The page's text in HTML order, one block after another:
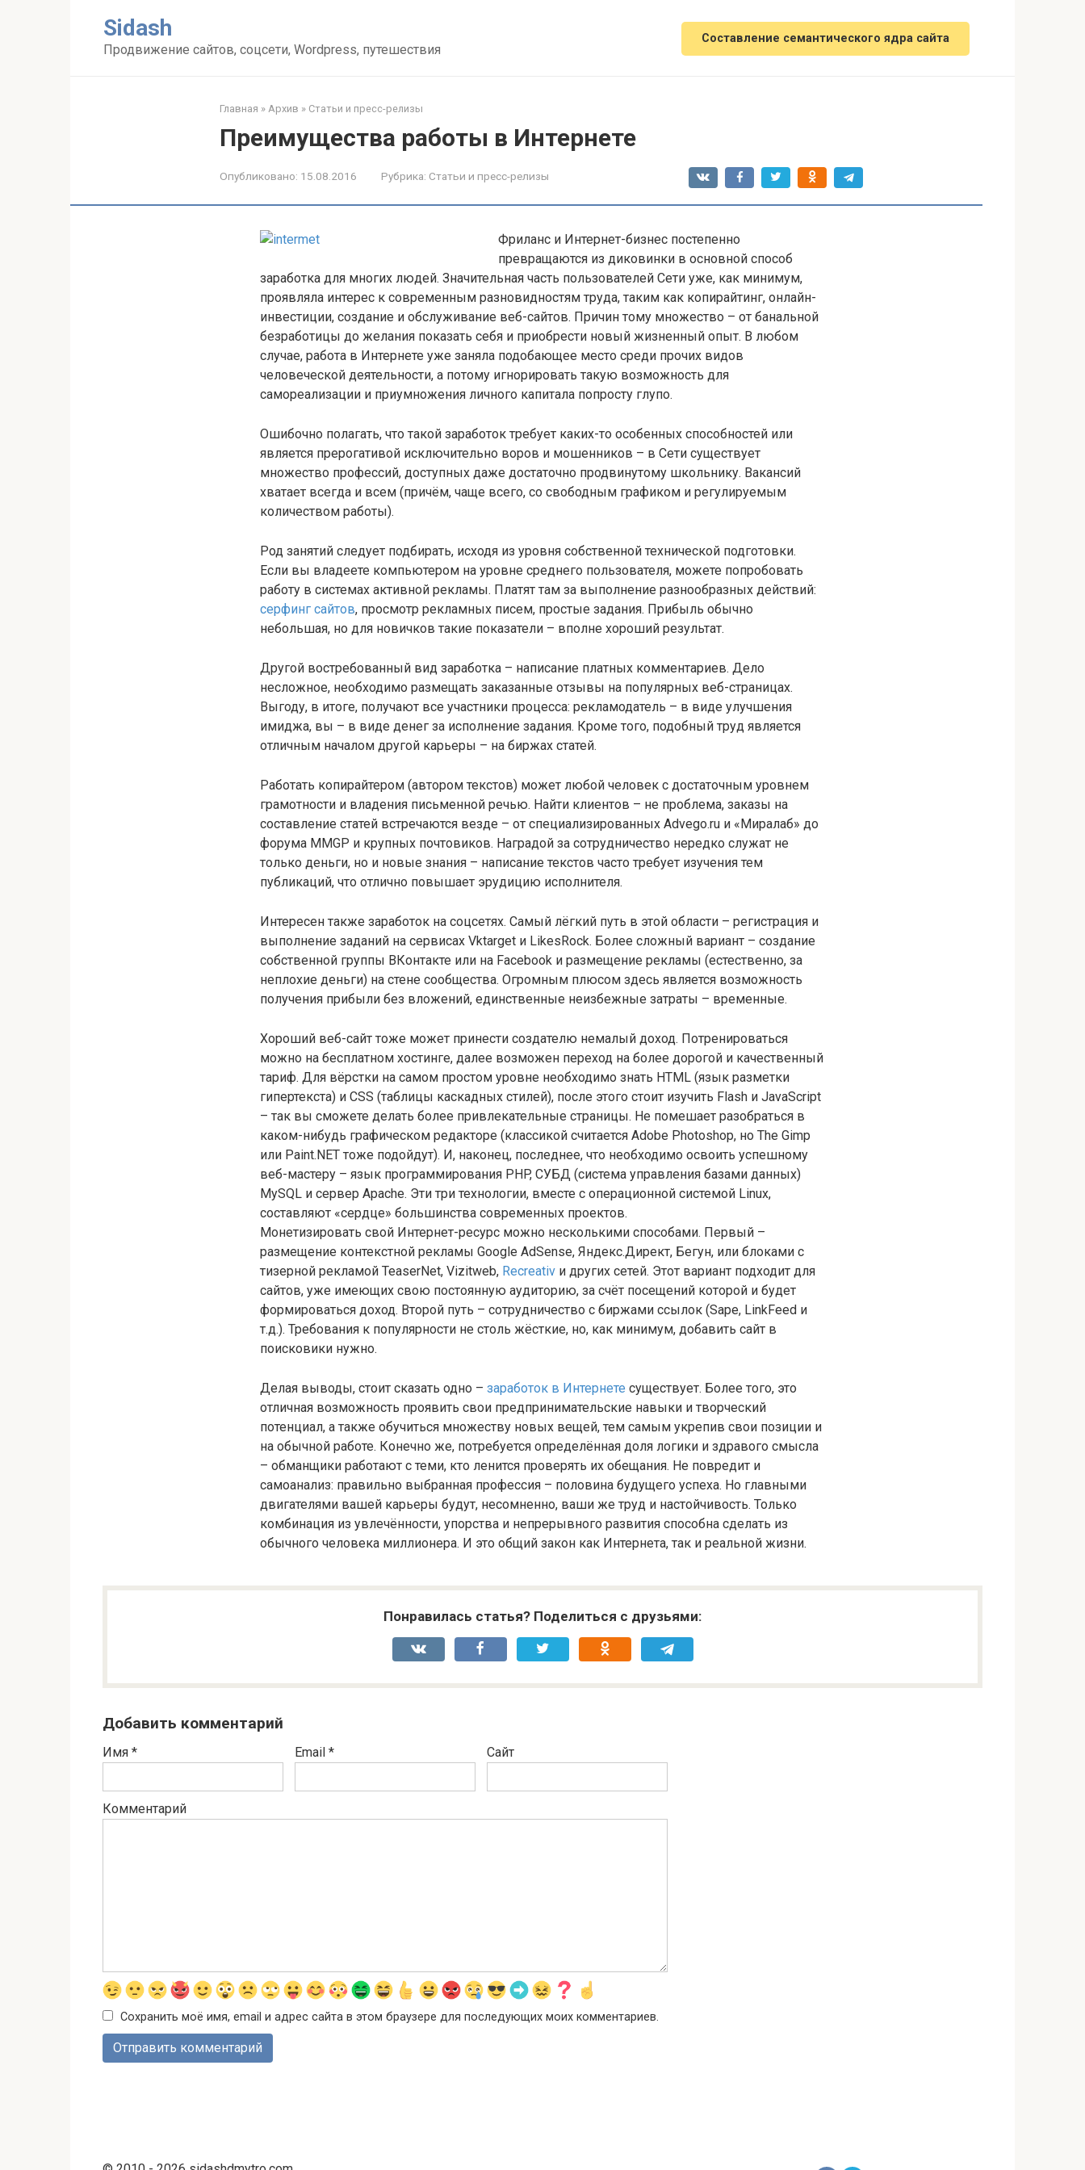
Sidash
Продвижение сайтов, соцсети, Wordpress, путешествия
Составление семантического ядра сайта
Главная » Архив » Статьи и пресс-релизы
Преимущества работы в Интернете
Опубликовано: 15.08.2016 Рубрика: Статьи и пресс-релизы
Фриланс и Интернет-бизнес постепенно
превращаются из диковинки в основной способ
заработка для многих людей. Значительная часть пользователей Сети уже, как минимум,
проявляла интерес к современным разновидностям труда, таким как копирайтинг, онлайн-
инвестиции, создание и обслуживание веб-сайтов. Причин тому множество – от банальной
безработицы до желания показать себя и приобрести новый жизненный опыт. В любом
случае, работа в Интернете уже заняла подобающее место среди прочих видов
человеческой деятельности, а потому игнорировать такую возможность для
самореализации и приумножения личного капитала попросту глупо.
Ошибочно полагать, что такой заработок требует каких-то особенных способностей или
является прерогативой исключительно воров и мошенников – в Сети существует
множество профессий, доступных даже достаточно продвинутому школьнику. Вакансий
хватает всегда и всем (причём, чаще всего, со свободным графиком и регулируемым
количеством работы).
Род занятий следует подбирать, исходя из уровня собственной технической подготовки.
Если вы владеете компьютером на уровне среднего пользователя, можете попробовать
работу в системах активной рекламы. Платят там за выполнение разнообразных действий:
серфинг сайтов, просмотр рекламных писем, простые задания. Прибыль обычно
небольшая, но для новичков такие показатели – вполне хороший результат.
Другой востребованный вид заработка – написание платных комментариев. Дело
несложное, необходимо размещать заказанные отзывы на популярных веб-страницах.
Выгоду, в итоге, получают все участники процесса: рекламодатель – в виде улучшения
имиджа, вы – в виде денег за исполнение задания. Кроме того, подобный труд является
отличным началом другой карьеры – на биржах статей.
Работать копирайтером (автором текстов) может любой человек с достаточным уровнем
грамотности и владения письменной речью. Найти клиентов – не проблема, заказы на
составление статей встречаются везде – от специализированных Advego.ru и «Миралаб» до
форума MMGP и крупных почтовиков. Наградой за сотрудничество нередко служат не
только деньги, но и новые знания – написание текстов часто требует изучения тем
публикаций, что отлично повышает эрудицию исполнителя.
Интересен также заработок на соцсетях. Самый лёгкий путь в этой области – регистрация и
выполнение заданий на сервисах Vktarget и LikesRock. Более сложный вариант – создание
собственной группы ВКонтакте или на Facebook и размещение рекламы (естественно, за
неплохие деньги) на стене сообщества. Огромным плюсом здесь является возможность
получения прибыли без вложений, единственные неизбежные затраты – временные.
Хороший веб-сайт тоже может принести создателю немалый доход. Потренироваться
можно на бесплатном хостинге, далее возможен переход на более дорогой и качественный
тариф. Для вёрстки на самом простом уровне необходимо знать HTML (язык разметки
гипертекста) и CSS (таблицы каскадных стилей), после этого стоит изучить Flash и JavaScript
– так вы сможете делать более привлекательные страницы. Не помешает разобраться в
каком-нибудь графическом редакторе (классикой считается Adobe Photoshop, но The Gimp
или Paint.NET тоже подойдут). И, наконец, последнее, что необходимо освоить успешному
веб-мастеру – язык программирования PHP, СУБД (система управления базами данных)
MySQL и сервер Apache. Эти три технологии, вместе с операционной системой Linux,
составляют «сердце» большинства современных проектов.
Монетизировать свой Интернет-ресурс можно несколькими способами. Первый –
размещение контекстной рекламы Google AdSense, Яндекс.Директ, Бегун, или блоками с
тизерной рекламой TeaserNet, Vizitweb, Recreativ и других сетей. Этот вариант подходит для
сайтов, уже имеющих свою постоянную аудиторию, за счёт посещений которой и будет
формироваться доход. Второй путь – сотрудничество с биржами ссылок (Sape, LinkFeed и
т.д.). Требования к популярности не столь жёсткие, но, как минимум, добавить сайт в
поисковики нужно.
Делая выводы, стоит сказать одно – заработок в Интернете существует. Более того, это
отличная возможность проявить свои предпринимательские навыки и творческий
потенциал, а также обучиться множеству новых вещей, тем самым укрепив свои позиции и
на обычной работе. Конечно же, потребуется определённая доля логики и здравого смысла
– обманщики работают с теми, кто ленится проверять их обещания. Не повредит и
самоанализ: правильно выбранная профессия – половина будущего успеха. Но главными
двигателями вашей карьеры будут, несомненно, ваши же труд и настойчивость. Только
комбинация из увлечённости, упорства и непрерывного развития способна сделать из
обычного человека миллионера. И это общий закон как Интернета, так и реальной жизни.
Понравилась статья? Поделиться с друзьями:
Добавить комментарий
Имя * Email * Сайт
Комментарий
Сохранить моё имя, email и адрес сайта в этом браузере для последующих моих комментариев.